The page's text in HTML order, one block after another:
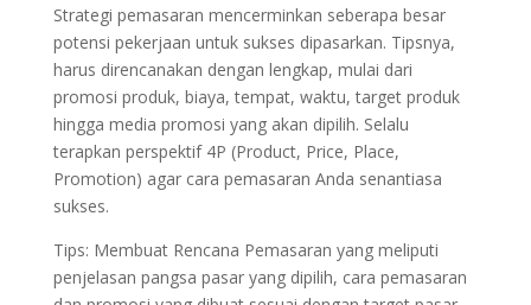
Strategi pemasaran mencerminkan seberapa besar
potensi pekerjaan untuk sukses dipasarkan. Tipsnya,
harus direncanakan dengan lengkap, mulai dari
promosi produk, biaya, tempat, waktu, target produk
hingga media promosi yang akan dipilih. Selalu
terapkan perspektif 4P (Product, Price, Place,
Promotion) agar cara pemasaran Anda senantiasa
sukses.
Tips: Membuat Rencana Pemasaran yang meliputi
penjelasan pangsa pasar yang dipilih, cara pemasaran